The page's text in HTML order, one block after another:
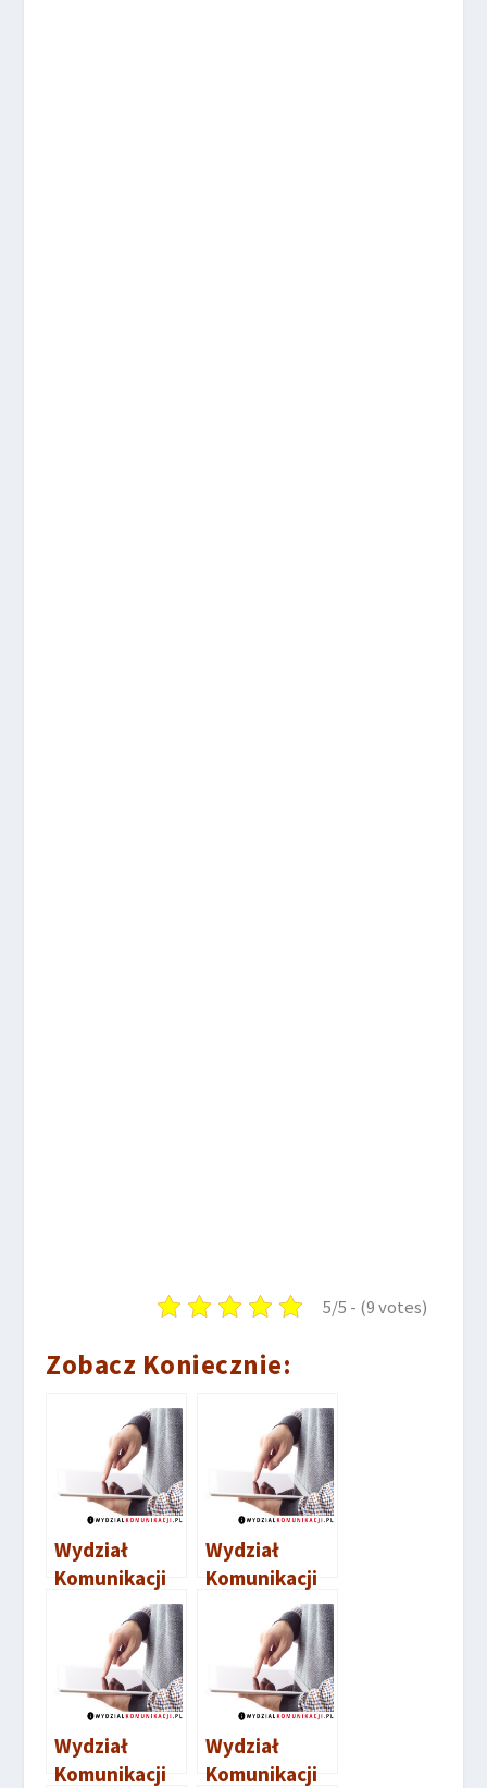
5/5 - (9 votes)
Zobacz Koniecznie:
Wydział
Komunikacji
Wejherowo
Wydział
Komunikacji
Wydział
Komunikacji
Wydział
Komunikacji